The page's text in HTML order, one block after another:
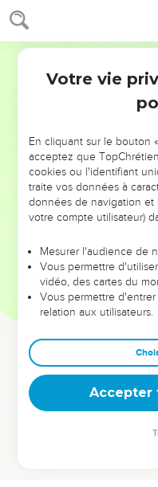
Esaïe 66
Elles viendront et verront
Je mettrai un signe
réchappés vers les
de l'arc, A Tubal et à
n'ont entendu parler de
ils publieront ma gloire
Ils amèneront tous vos
nations, En offrande à
et des litières, Sur des
montagne sainte, A
enfants d'Israël apportent
Et je prendrai aussi
Lévites, dit l'Éternel.
Car, comme les
vais créer Subsisteront
subsisteront votre
A chaque nouvelle
viendra se prosterner
Et quand on sortira, on
qui se sont rebellés
Votre vie
En cliquant sur le bouton
acceptez que
cookies ou l'identifiant
traite vos données à
données de navigation et
votre compte utilisateur)
Mesurer l'audience de
Vous permettre
vidéo, des cartes du
Vous permettre
relation aux utilisateurs.
Accepter